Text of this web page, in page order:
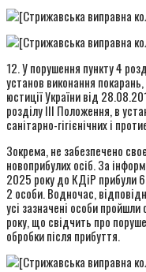
12. У порушення пункту 4
установ виконання
юстиції України від
розділу III Положення, в
санітарно-гігієнічних і
Зокрема, не забезпечено
новоприбулих осіб. За
2025 року до КДіР прибули
2 особи. Водночас,
усі зазначені особи
року, що свідчить про
обробки після прибуття.